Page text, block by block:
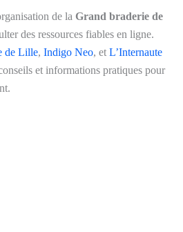
de la Grand braderie de
des ressources fiables en ligne.
de Lille, Indigo Neo, et L’Internaute
et informations pratiques pour